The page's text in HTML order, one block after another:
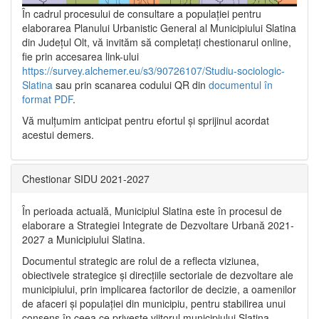
În cadrul procesului de consultare a populaţiei pentru
elaborarea Planului Urbanistic General al Municipiului Slatina
din Județul Olt, vă invităm să completați chestionarul online,
fie prin accesarea link-ului
https://survey.alchemer.eu/s3/90726107/Studiu-sociologic-
Slatina sau prin scanarea codului QR din documentul în
format PDF.
Vă mulţumim anticipat pentru efortul şi sprijinul acordat
acestui demers.
Chestionar SIDU 2021-2027
În perioada actuală, Municipiul Slatina este în procesul de
elaborare a Strategiei Integrate de Dezvoltare Urbană 2021‐
2027 a Municipiului Slatina.
Documentul strategic are rolul de a reflecta viziunea,
obiectivele strategice și direcțiile sectoriale de dezvoltare ale
municipiului, prin implicarea factorilor de decizie, a oamenilor
de afaceri și populației din municipiu, pentru stabilirea unui